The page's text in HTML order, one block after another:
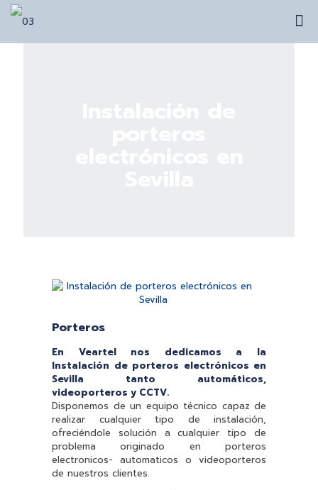
Porteros
En Veartel nos dedicamos a la
Instalación de porteros electrónicos en
Sevilla tanto automáticos,
videoporteros y CCTV.
Disponemos de un equipo técnico capaz de
realizar cualquier tipo de instalación,
ofreciéndole solución a cualquier tipo de
problema originado en porteros
electronicos- automaticos o videoporteros
de nuestros clientes.